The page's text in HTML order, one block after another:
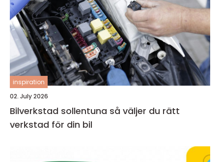
inspiration
02. July 2026
Bilverkstad sollentuna så väljer du rätt
verkstad för din bil